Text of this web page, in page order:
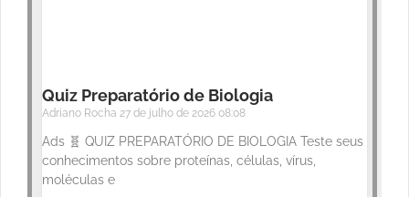
Quiz Preparatório de Biologia
Adriano Rocha 27 de julho de 2026 08:08
Ads 🧬 QUIZ PREPARATÓRIO DE BIOLOGIA Teste seus
conhecimentos sobre proteínas, células, vírus,
moléculas e